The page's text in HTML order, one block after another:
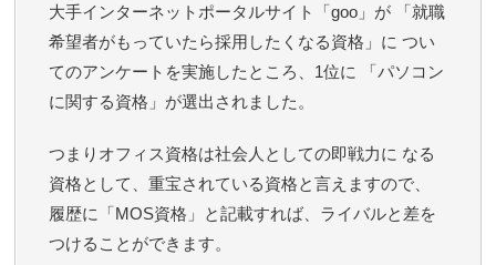
大手インターネットポータルサイト「goo」が 「就職
希望者がもっていたら採用したくなる資格」に つい
てのアンケートを実施したところ、1位に 「パソコン
に関する資格」が選出されました。
つまりオフィス資格は社会人としての即戦力に なる
資格として、重宝されている資格と言えますので、
履歴に「MOS資格」と記載すれば、ライバルと差を
つけることができます。